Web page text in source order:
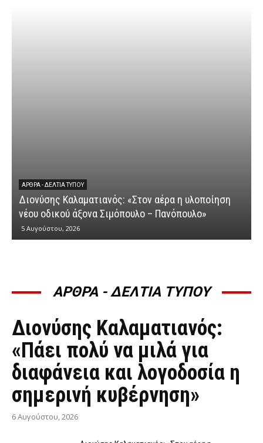
ΆΡΘΡΑ - ΔΕΛΤΊΑ ΤΎΠΟΥ
Διονύσης Καλαματιανός: «Στον αέρα η υλοποίηση
νέου οδικού άξονα Σιμόπουλο – Πανόπουλο»
5 Αυγούστου, 2026
ΑΡΘΡΑ - ΔΕΛΤΙΑ ΤΥΠΟΥ
ΆΡΘΡΑ - ΔΕΛΤΊΑ ΤΎΠΟΥ
Διονύσης Καλαματιανός:
«Πάει πολύ να μιλά για
διαφάνεια και λογοδοσία η
σημερινή κυβέρνηση»
6 Αυγούστου, 2026